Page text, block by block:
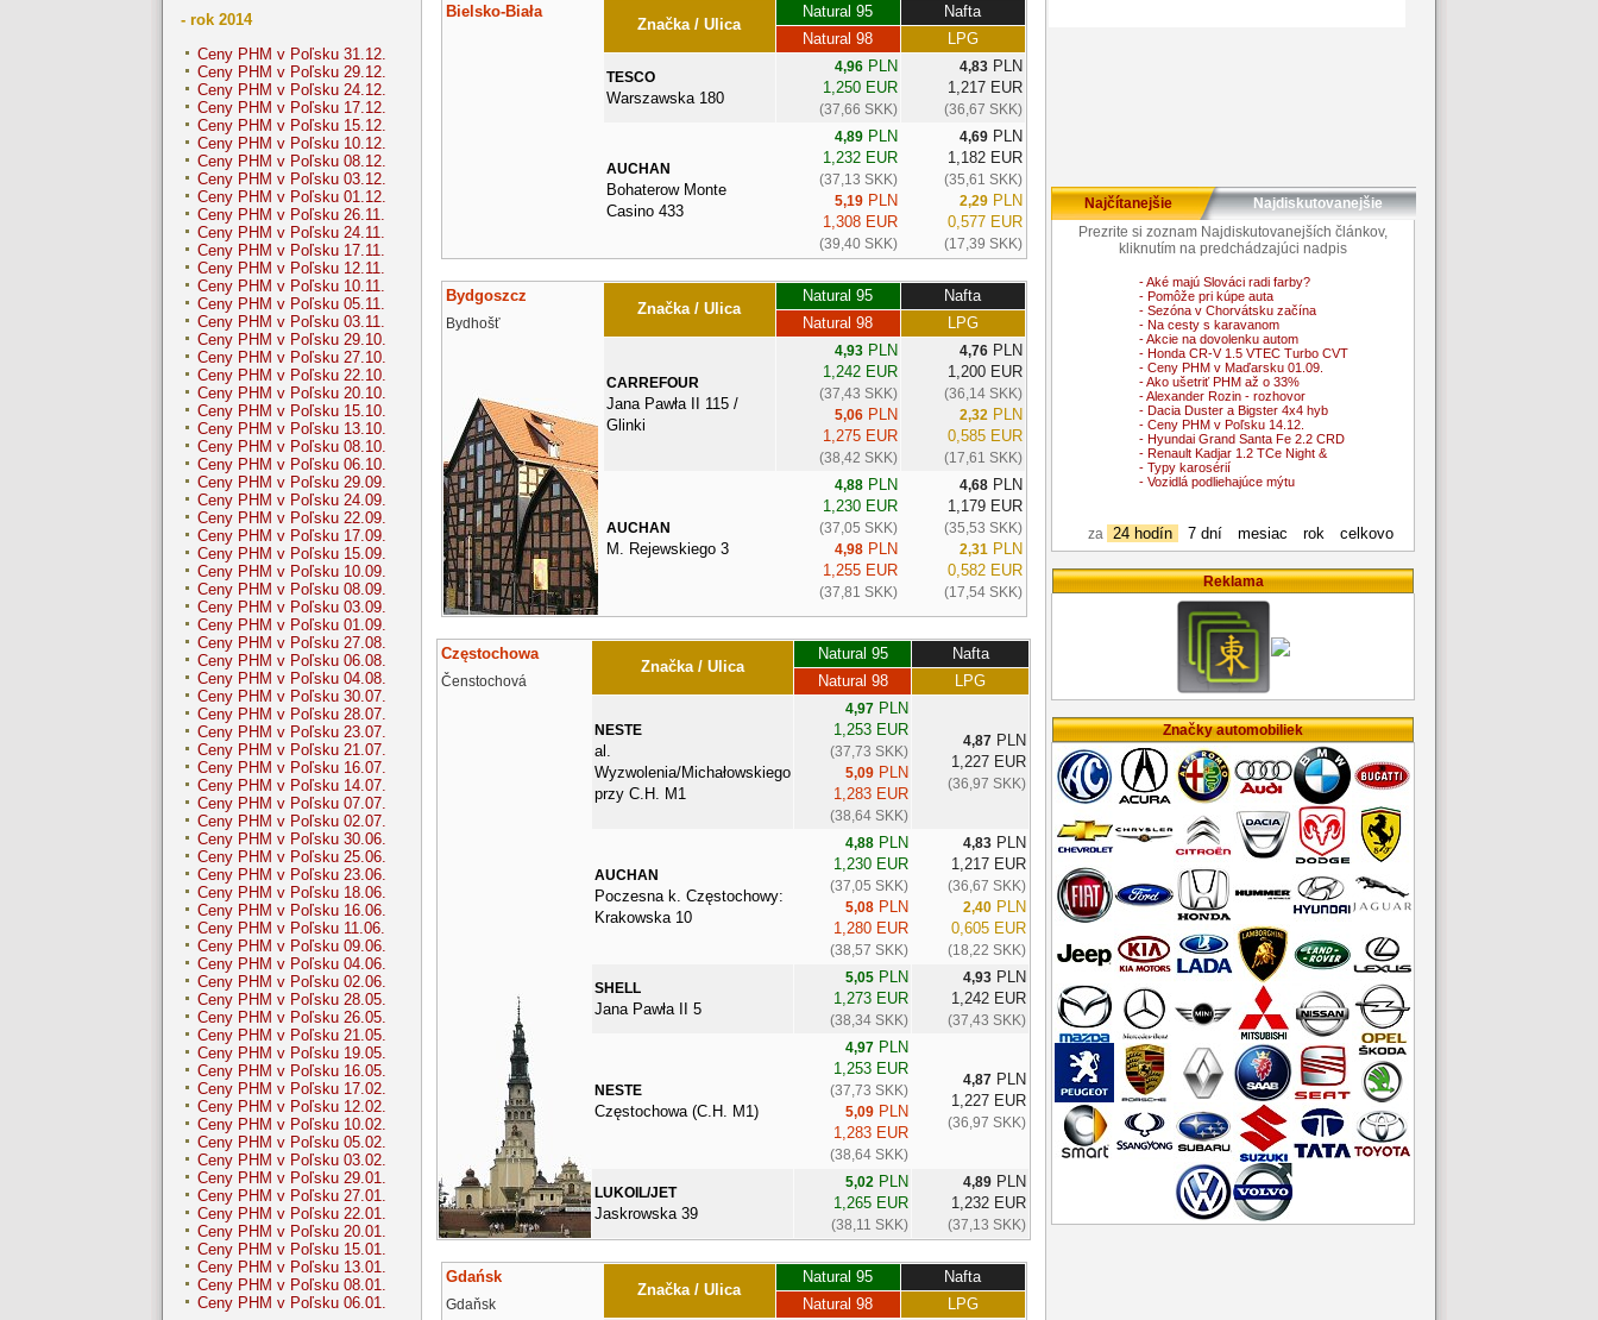
- rok 2014
Ceny PHM v Poľsku 31.12.
Ceny PHM v Poľsku 29.12.
Ceny PHM v Poľsku 24.12.
Ceny PHM v Poľsku 17.12.
Ceny PHM v Poľsku 15.12.
Ceny PHM v Poľsku 10.12.
Ceny PHM v Poľsku 08.12.
Ceny PHM v Poľsku 03.12.
Ceny PHM v Poľsku 01.12.
Ceny PHM v Poľsku 26.11.
Ceny PHM v Poľsku 24.11.
Ceny PHM v Poľsku 17.11.
Ceny PHM v Poľsku 12.11.
Ceny PHM v Poľsku 10.11.
Ceny PHM v Poľsku 05.11.
Ceny PHM v Poľsku 03.11.
Ceny PHM v Poľsku 29.10.
Ceny PHM v Poľsku 27.10.
Ceny PHM v Poľsku 22.10.
Ceny PHM v Poľsku 20.10.
Ceny PHM v Poľsku 15.10.
Ceny PHM v Poľsku 13.10.
Ceny PHM v Poľsku 08.10.
Ceny PHM v Poľsku 06.10.
Ceny PHM v Poľsku 29.09.
Ceny PHM v Poľsku 24.09.
Ceny PHM v Poľsku 22.09.
Ceny PHM v Poľsku 17.09.
Ceny PHM v Poľsku 15.09.
Ceny PHM v Poľsku 10.09.
Ceny PHM v Poľsku 08.09.
Ceny PHM v Poľsku 03.09.
Ceny PHM v Poľsku 01.09.
Ceny PHM v Poľsku 27.08.
Ceny PHM v Poľsku 06.08.
Ceny PHM v Poľsku 04.08.
Ceny PHM v Poľsku 30.07.
Ceny PHM v Poľsku 28.07.
Ceny PHM v Poľsku 23.07.
Ceny PHM v Poľsku 21.07.
Ceny PHM v Poľsku 16.07.
Ceny PHM v Poľsku 14.07.
Ceny PHM v Poľsku 07.07.
Ceny PHM v Poľsku 02.07.
Ceny PHM v Poľsku 30.06.
Ceny PHM v Poľsku 25.06.
Ceny PHM v Poľsku 23.06.
Ceny PHM v Poľsku 18.06.
Ceny PHM v Poľsku 16.06.
Ceny PHM v Poľsku 11.06.
Ceny PHM v Poľsku 09.06.
Ceny PHM v Poľsku 04.06.
Ceny PHM v Poľsku 02.06.
Ceny PHM v Poľsku 28.05.
Ceny PHM v Poľsku 26.05.
Ceny PHM v Poľsku 21.05.
Ceny PHM v Poľsku 19.05.
Ceny PHM v Poľsku 16.05.
Ceny PHM v Poľsku 17.02.
Ceny PHM v Poľsku 12.02.
Ceny PHM v Poľsku 10.02.
Ceny PHM v Poľsku 05.02.
Ceny PHM v Poľsku 03.02.
Ceny PHM v Poľsku 29.01.
Ceny PHM v Poľsku 27.01.
Ceny PHM v Poľsku 22.01.
Ceny PHM v Poľsku 20.01.
Ceny PHM v Poľsku 15.01.
Ceny PHM v Poľsku 13.01.
Ceny PHM v Poľsku 08.01.
Ceny PHM v Poľsku 06.01.
Bielsko-Biała
Značka / Ulica
Natural 95
Nafta
Natural 98
LPG
TESCO
Warszawska 180
4,96PLN
1,250 EUR
(37,66 SKK)
4,83PLN
1,217 EUR
(36,67 SKK)
AUCHAN
Bohaterow Monte
Casino 433
4,89PLN
1,232 EUR
(37,13 SKK)
5,19PLN
1,308 EUR
(39,40 SKK)
4,69PLN
1,182 EUR
(35,61 SKK)
2,29PLN
0,577 EUR
(17,39 SKK)
Bydgoszcz
Značka / Ulica
Natural 95 Nafta
Bydhošť Natural 98 LPG
CARREFOUR
Jana Pawła II 115 /
Glinki
4,93PLN
1,242 EUR
(37,43 SKK)
5,06PLN
1,275 EUR
(38,42 SKK)
4,76PLN
1,200 EUR
(36,14 SKK)
2,32 PLN
0,585 EUR
(17,61 SKK)
AUCHAN
M. Rejewskiego 3
4,88PLN
1,230 EUR
(37,05 SKK)
4,98PLN
1,255 EUR
(37,81 SKK)
4,68PLN
1,179 EUR
(35,53 SKK)
2,31 PLN
0,582 EUR
(17,54 SKK)
Częstochowa
Značka / Ulica
Natural 95 Nafta
Čenstochová Natural 98 LPG
NESTE
al.
Wyzwolenia/Michałowskiego
przy C.H. M1
4,97 PLN
1,253 EUR
(37,73 SKK)
5,09 PLN
1,283 EUR
(38,64 SKK)
4,87 PLN
1,227 EUR
(36,97 SKK)
AUCHAN
Poczesna k. Częstochowy:
Krakowska 10
4,88 PLN
1,230 EUR
(37,05 SKK)
5,08 PLN
1,280 EUR
(38,57 SKK)
4,83 PLN
1,217 EUR
(36,67 SKK)
2,40 PLN
0,605 EUR
(18,22 SKK)
SHELL
Jana Pawła II 5
5,05 PLN
1,273 EUR
(38,34 SKK)
4,93 PLN
1,242 EUR
(37,43 SKK)
NESTE
Częstochowa (C.H. M1)
4,97 PLN
1,253 EUR
(37,73 SKK)
5,09 PLN
1,283 EUR
(38,64 SKK)
4,87 PLN
1,227 EUR
(36,97 SKK)
LUKOIL/JET
Jaskrowska 39
5,02 PLN
1,265 EUR
(38,11 SKK)
4,89 PLN
1,232 EUR
(37,13 SKK)
Gdańsk
Značka / Ulica
Natural 95 Nafta
Gdaňsk Natural 98 LPG
Najčítanejšie
Najdiskutovanejšie
Prezrite si zoznam Najdiskutovanejších článkov,
kliknutím na predchádzajúci nadpis
- Aké majú Slováci radi farby?
- Pomôže pri kúpe auta
- Sezóna v Chorvátsku začína
- Na cesty s karavanom
- Akcie na dovolenku autom
- Honda CR-V 1.5 VTEC Turbo CVT
- Ceny PHM v Maďarsku 01.09.
- Ako ušetriť PHM až o 33%
- Alexander Rozin - rozhovor
- Dacia Duster a Bigster 4x4 hyb
- Ceny PHM v Poľsku 14.12.
- Hyundai Grand Santa Fe 2.2 CRD
- Renault Kadjar 1.2 TCe Night &
- Typy karosérií
- Vozidlá podliehajúce mýtu
za 24 hodín 7 dní mesiac rok celkovo
Reklama
Značky automobiliek